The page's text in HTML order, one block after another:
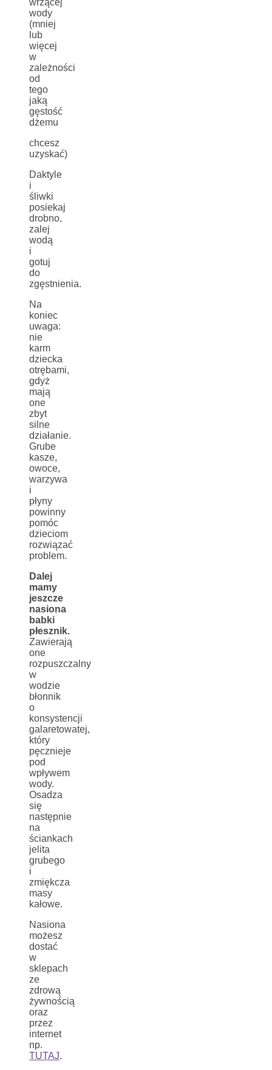
wody
(mniej
lub
więcej
w
zależności
od
tego
jaką
gęstość
dżemu
chcesz
uzyskać)
Daktyle
i
śliwki
posiekaj
drobno,
zalej
wodą
i
gotuj
do
zgęstnienia.
Na
koniec
uwaga:
nie
karm
dziecka
otrębami,
gdyż
mają
one
zbyt
silne
działanie.
Grube
kasze,
owoce,
warzywa
i
płyny
powinny
pomóc
dzieciom
rozwiązać
problem.
Dalej
mamy
jeszcze
nasiona
babki
płesznik.
Zawierają
one
rozpuszczalny
w
wodzie
błonnik
o
konsystencji
galaretowatej,
który
pęcznieje
pod
wpływem
wody.
Osadza
się
następnie
na
ściankach
jelita
grubego
i
zmiękcza
masy
kałowe.
Nasiona
możesz
dostać
w
sklepach
ze
zdrową
żywnością
oraz
przez
internet
np.
TUTAJ.